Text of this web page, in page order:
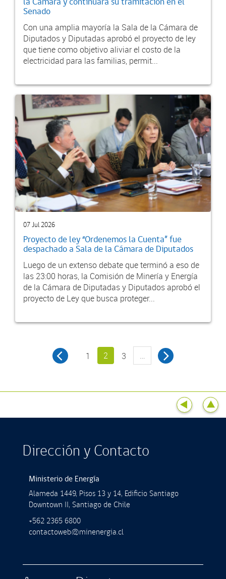
Senado
Con una amplia mayoría la Sala de la Cámara de
Diputados y Diputadas aprobó el proyecto de ley
que tiene como objetivo aliviar el costo de la
electricidad para las familias, permit...
07 Jul 2026
Proyecto de ley “Ordenemos la Cuenta” fue
despachado a Sala de la Cámara de Diputados
Luego de un extenso debate que terminó a eso de
las 23:00 horas, la Comisión de Minería y Energía
de la Cámara de Diputadas y Diputados aprobó el
proyecto de Ley que busca proteger...
1 2 3 …
Dirección y Contacto
Ministerio de Energía
Alameda 1449, Pisos 13 y 14, Ediﬁcio Santiago
Downtown II, Santiago de Chile
+562 2365 6800
contactoweb@minenergia.cl